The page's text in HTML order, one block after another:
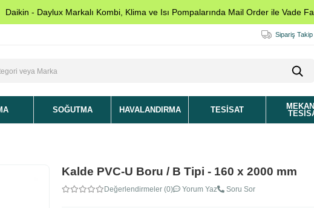
Daikin - Daylux Markalı Kombi, Klima ve Isı Pompalarında Mail Order ile Vade
Sipariş Takip
SOĞUTMA HAVALANDIRMA TESISAT
Kalde PVC-U Boru / B Tipi - 160 x 2000 mm
Değerlendirmeler (0) Yorum Yaz Soru Sor